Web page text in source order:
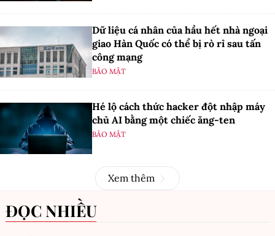
Dữ liệu cá nhân của hầu hết nhà ngoại
giao Hàn Quốc có thể bị rò rỉ sau tấn
công mạng
BẢO MẬT
Hé lộ cách thức hacker đột nhập máy
chủ AI bằng một chiếc ăng-ten
BẢO MẬT
Xem thêm
ĐỌC NHIỀU